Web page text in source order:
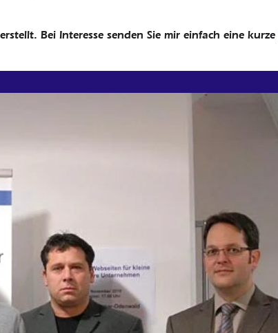
Bei Interesse senden Sie mir einfach eine kurze